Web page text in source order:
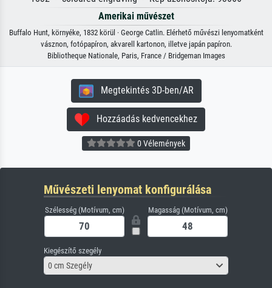
Amerikai művészet
Buffalo Hunt, környéke, 1832 körül · George Catlin. Elérhető művészi lenyomatként
vásznon, fotópapíron, akvarell kartonon, illetve japán papíron.
Bibliotheque Nationale, Paris, France / Bridgeman Images
Megtekintés 3D-ben/AR
Hozzáadás kedvencekhez
0 Vélemények
Művészeti lenyomat konfigurálása
Szélesség (Motívum, cm) Magasság (Motívum, cm)
Kiegészítő szegély
0 cm Szegély